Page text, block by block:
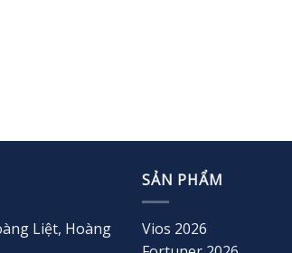
Liệt, Hoàng
SẢN PHẨM
Vios 2026